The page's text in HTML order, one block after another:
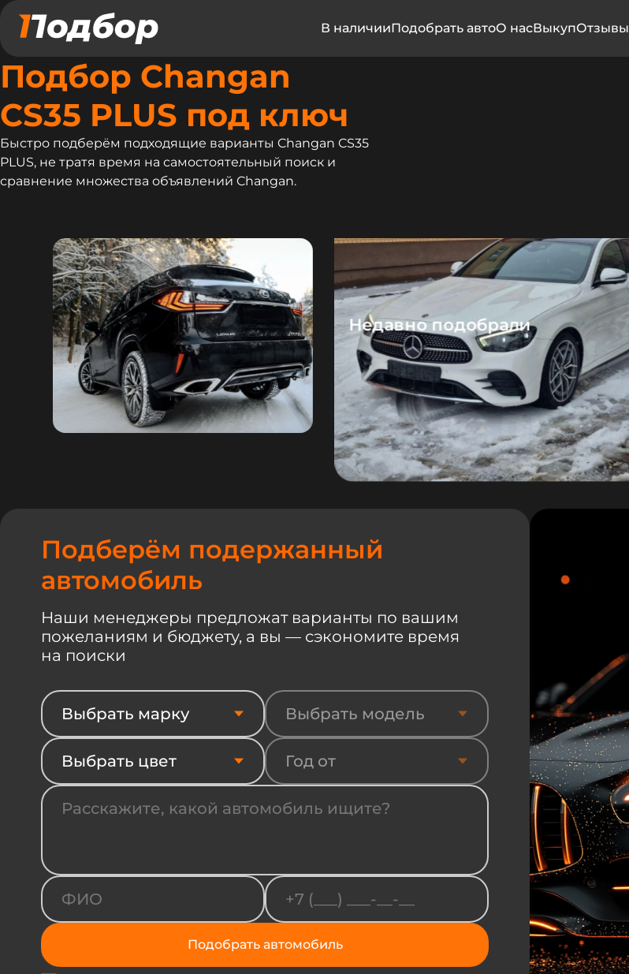
В наличииПодобрать автоО насВыкупОтзывы
Подбор Changan
CS35 PLUS под ключ
Быстро подберём подходящие варианты Changan CS35
PLUS, не тратя время на самостоятельный поиск и
сравнение множества объявлений Changan.
Недавно подобрали
Подберём подержанный
автомобиль
Наши менеджеры предложат варианты по вашим
пожеланиям и бюджету, а вы — сэкономите время
на поиски
Выбрать марку Выбрать модель
Выбрать цвет Год от
Подобрать автомобиль